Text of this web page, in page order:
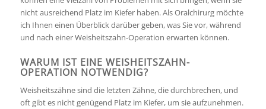
nicht ausreichend Platz im Kiefer haben. Als Oralchirurg möchte
ich Ihnen einen Überblick darüber geben, was Sie vor, während
und nach einer Weisheitszahn-Operation erwarten können.
WARUM IST EINE WEISHEITSZAHN-
OPERATION NOTWENDIG?
Weisheitszähne sind die letzten Zähne, die durchbrechen, und
oft gibt es nicht genügend Platz im Kiefer, um sie aufzunehmen.